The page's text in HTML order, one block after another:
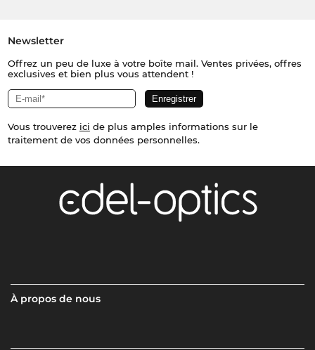
Newsletter
Offrez un peu de luxe à votre boîte mail. Ventes privées, offres
exclusives et bien plus vous attendent !
Vous trouverez ici de plus amples informations sur le
traitement de vos données personnelles.
À propos de nous